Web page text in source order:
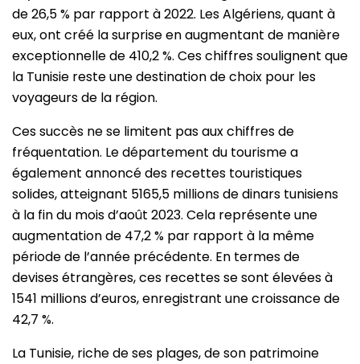
de 26,5 % par rapport à 2022. Les Algériens, quant à
eux, ont créé la surprise en augmentant de manière
exceptionnelle de 410,2 %. Ces chiffres soulignent que
la Tunisie reste une destination de choix pour les
voyageurs de la région.
Ces succès ne se limitent pas aux chiffres de
fréquentation. Le département du tourisme a
également annoncé des recettes touristiques
solides, atteignant 5165,5 millions de dinars tunisiens
à la fin du mois d’août 2023. Cela représente une
augmentation de 47,2 % par rapport à la même
période de l’année précédente. En termes de
devises étrangères, ces recettes se sont élevées à
1541 millions d’euros, enregistrant une croissance de
42,7 %.
La Tunisie, riche de ses plages, de son patrimoine